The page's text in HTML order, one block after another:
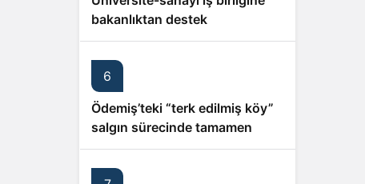
bakanlıktan destek
6
Ödemiş’teki “terk edilmiş köy”
salgın sürecinde tamamen
ıssızlaştı